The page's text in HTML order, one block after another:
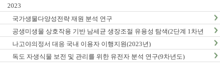
2023
국가생물다양성전략 재원 분석 연구
공생미생물 상호작용 기반 남세균 생장조절 유용성 탐색(2단계 1차년
도)
나고야의정서 대응 국내 이용자 이행지원(2023년)
독도 자생식물 보전 및 관리를 위한 유전자 분석 연구(9차년도)